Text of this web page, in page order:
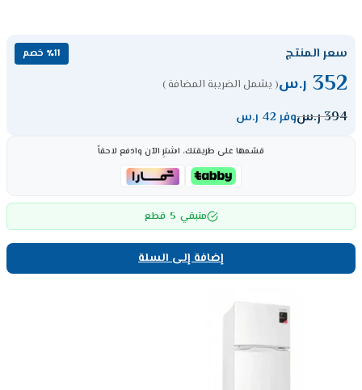
سعر المنتج ٪11 خصم
352 ر.س( يشمل الضريبة المضافة )
394ر.سوفر 42 ر.س
قسّمها على طريقتك، اشترِ الآن وادفع لاحقاً
متبقي 5 قطع
إضافة إلى السلة